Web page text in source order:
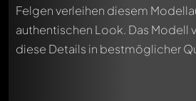
Felgen verleihen diesem
authentischen Look. Das Modell
diese Details in bestmöglicher